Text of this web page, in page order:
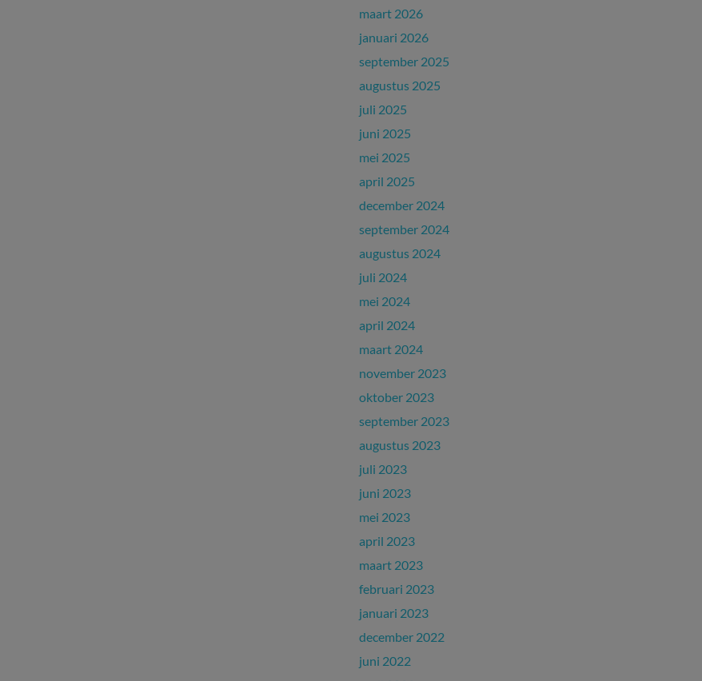
maart 2026
januari 2026
september 2025
augustus 2025
juli 2025
juni 2025
mei 2025
april 2025
december 2024
september 2024
augustus 2024
juli 2024
mei 2024
april 2024
maart 2024
november 2023
oktober 2023
september 2023
augustus 2023
juli 2023
juni 2023
mei 2023
april 2023
maart 2023
februari 2023
januari 2023
december 2022
juni 2022